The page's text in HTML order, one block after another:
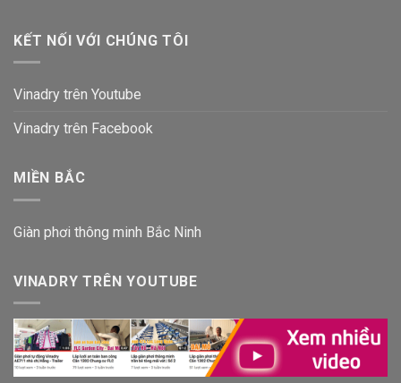
KẾT NỐI VỚI CHÚNG TÔI
Vinadry trên Youtube
Vinadry trên Facebook
MIỀN BẮC
Giàn phơi thông minh Bắc Ninh
VINADRY TRÊN YOUTUBE